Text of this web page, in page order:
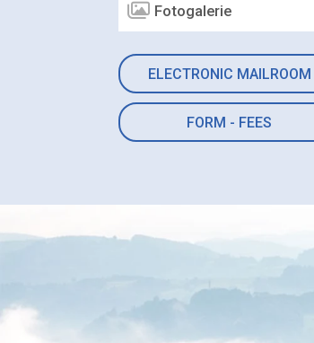
Fotogalerie
ELECTRONIC MAILROOM
FORM - FEES